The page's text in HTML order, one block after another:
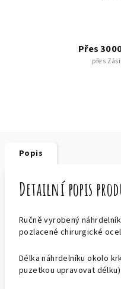
Přes
přes
Popis
Detailní popis
Ručně vyrobený
pozlacené chirurgické
Délka náhrdelníku okolo
puzetkou upravovat délku).